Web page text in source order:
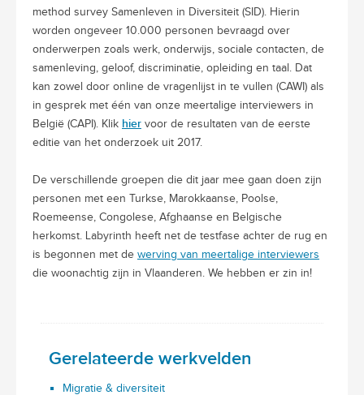
method survey Samenleven in Diversiteit (SID). Hierin
worden ongeveer 10.000 personen bevraagd over
onderwerpen zoals werk, onderwijs, sociale contacten, de
samenleving, geloof, discriminatie, opleiding en taal. Dat
kan zowel door online de vragenlijst in te vullen (CAWI) als
in gesprek met één van onze meertalige interviewers in
België (CAPI). Klik hier voor de resultaten van de eerste
editie van het onderzoek uit 2017.
De verschillende groepen die dit jaar mee gaan doen zijn
personen met een Turkse, Marokkaanse, Poolse,
Roemeense, Congolese, Afghaanse en Belgische
herkomst. Labyrinth heeft net de testfase achter de rug en
is begonnen met de werving van meertalige interviewers
die woonachtig zijn in Vlaanderen. We hebben er zin in!
Gerelateerde werkvelden
Migratie & diversiteit